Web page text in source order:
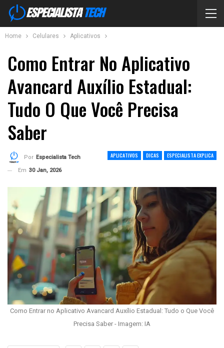
Home Celulares Aplicativos
Como Entrar No Aplicativo
Avancard Auxílio Estadual:
Tudo O Que Você Precisa
Saber
APLICATIVOS DICAS ESPECIALISTA EXPLICA
Por Especialista Tech
Em 30 Jan, 2026
Como Entrar no Aplicativo Avancard Auxílio Estadual: Tudo o Que Você
Precisa Saber - Imagem: IA